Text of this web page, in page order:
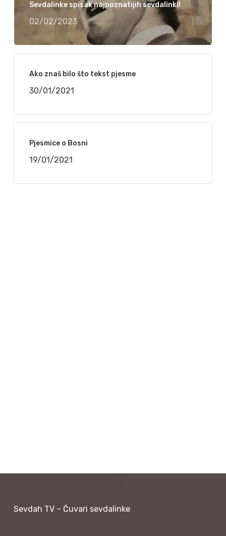
Sevdalinke spisak najpoznatijih sevdalinki!
02/02/2023
Ako znaš bilo što tekst pjesme
30/01/2021
Pjesmice o Bosni
19/01/2021
Sevdah TV – Čuvari sevdalinke